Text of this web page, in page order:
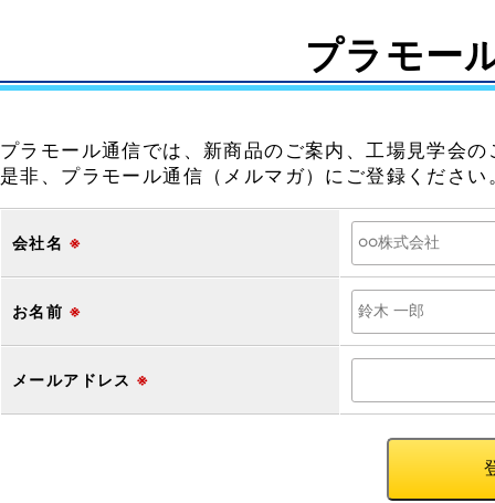
プラモー
プラモール通信では、新商品のご案内、工場見学会
是非、プラモール通信（メルマガ）にご登録ください
会社名 ※
お名前 ※
メールアドレス ※